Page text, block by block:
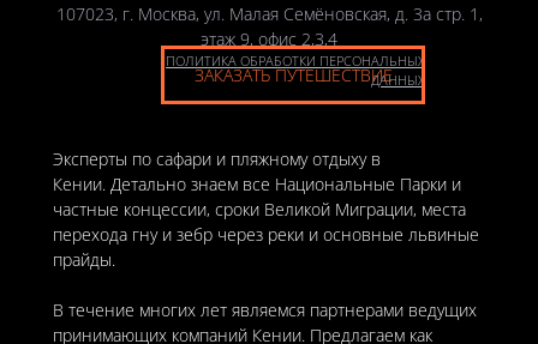
107023, г. Москва, ул. Малая Семёновская, д. 3а стр. 1,
этаж 9, офис 2,3,4
ПОЛИТИКА ОБРАБОТКИ ПЕРСОНАЛЬНЫХ
ДАННЫХ
ЗАКАЗАТЬ ПУТЕШЕСТВИЕ
Эксперты по сафари и пляжному отдыху в
Кении. Детально знаем все Национальные Парки и
частные концессии, сроки Великой Миграции, места
перехода гну и зебр через реки и основные львиные
прайды.
В течение многих лет являемся партнерами ведущих
принимающих компаний Кении. Предлагаем как